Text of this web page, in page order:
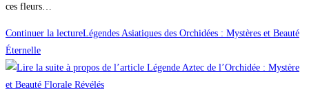
ces fleurs…
Continuer la lectureLégendes Asiatiques des Orchidées : Mystères et Beauté
Éternelle